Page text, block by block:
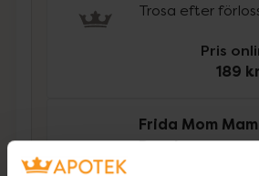
Trosa efter
Pris
189 kr
Frida Mom
Duschen